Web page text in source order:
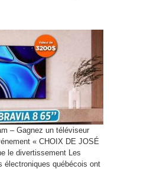
– Gagnez un téléviseur
« CHOIX DE JOSÉ
le divertissement Les
électroniques québécois ont